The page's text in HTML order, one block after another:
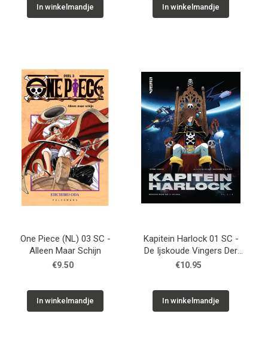
In winkelmandje In winkelmandje
One Piece (NL) 03 SC -
Alleen Maar Schijn
€9.50
In winkelmandje
Kapitein Harlock 01 SC -
De Ijskoude Vingers Der
Vergetelheid
€10.95
In winkelmandje